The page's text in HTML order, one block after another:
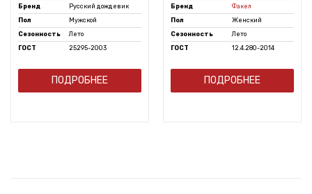
Бренд
Русский дождевик
Пол
Мужской
Сезонность
Лето
ГОСТ
25295-2003
ПОДРОБНЕЕ
Бренд
Факел
Пол
Женский
Сезонность
Лето
ГОСТ
12.4.280-2014
ПОДРОБНЕЕ